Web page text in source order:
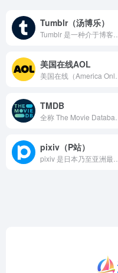
Tumblr（汤博乐）
美国在线AOL
TMDB
pixiv（P站）